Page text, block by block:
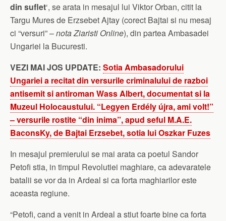
din suflet‘, se arata in mesajul lui Viktor Orban, citit la
Targu Mures de Erzsebet Ajtay (corect Bajtai si nu mesaj
ci “versuri” –nota Ziaristi Online), din partea Ambasadei
Ungariei la Bucuresti.
VEZI MAI JOS UPDATE: Sotia Ambasadorului
Ungariei a recitat din versurile criminalului de razboi
antisemit si antiroman Wass Albert, documentat si la
Muzeul Holocaustului. “Legyen Erdély újra, ami volt!”
– versurile rostite “din inima”, apud seful M.A.E.
BaconsKy, de Bajtai Erzsebet, sotia lui Oszkar Fuzes
In mesajul premierului se mai arata ca poetul Sandor
Petofi stia, in timpul Revolutiei maghiare, ca adevaratele
batalii se vor da in Ardeal si ca forta maghiarilor este
aceasta regiune.
“Petofi, cand a venit in Ardeal a stiut foarte bine ca forta